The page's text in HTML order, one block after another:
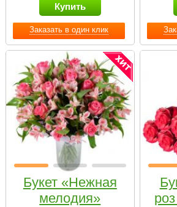
Заказать в один клик
Купить
Букет «Нежная
мелодия»